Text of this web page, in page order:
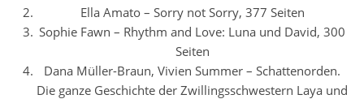
Ella Amato – Sorry not Sorry, 377 Seiten
Sophie Fawn – Rhythm and Love: Luna und David, 300
Seiten
Dana Müller-Braun, Vivien Summer – Schattenorden.
Die ganze Geschichte der Zwillingsschwestern Laya und